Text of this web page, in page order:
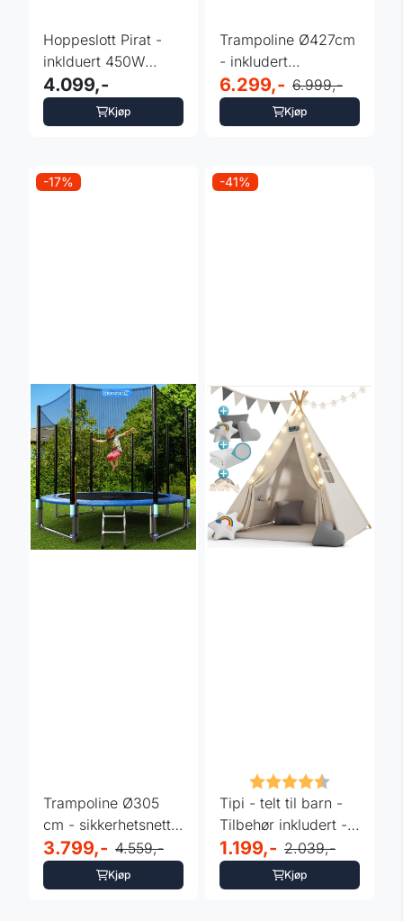
Hoppeslott Pirat -
inklduert 450W
pumpe
4.099,-
Kjøp
Trampoline Ø427cm
- inkludert
sikkerhetsnett
6.299,- 6.999,-
Kjøp
-17%
Trampoline Ø305
cm - sikkerhetsnett
og stige
3.799,- 4.559,-
Kjøp
-41%
Karakter:
Tipi - telt til barn -
Tilbehør inkludert -
160 x 130 cm
1.199,- 2.039,-
Kjøp